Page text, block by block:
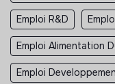
Emploi R&D
Emploi Alimentation
Emploi